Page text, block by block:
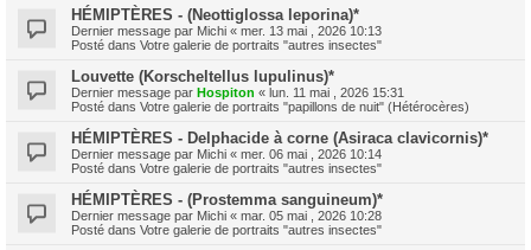
HÉMIPTÈRES - (Neottiglossa leporina)*
Dernier message par Michi « mer. 13 mai , 2026 10:13
Posté dans Votre galerie de portraits "autres insectes"
Louvette (Korscheltellus lupulinus)*
Dernier message par Hospiton « lun. 11 mai , 2026 15:31
Posté dans Votre galerie de portraits "papillons de nuit" (Hétérocères)
HÉMIPTÈRES - Delphacide à corne (Asiraca clavicornis)*
Dernier message par Michi « mer. 06 mai , 2026 10:14
Posté dans Votre galerie de portraits "autres insectes"
HÉMIPTÈRES - (Prostemma sanguineum)*
Dernier message par Michi « mar. 05 mai , 2026 10:28
Posté dans Votre galerie de portraits "autres insectes"